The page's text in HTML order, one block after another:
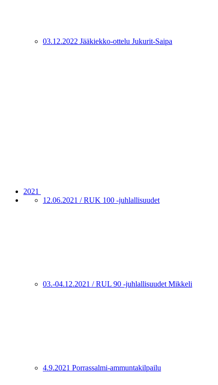
03.12.2022 Jääkiekko-ottelu Jukurit-Saipa
2021
12.06.2021 / RUK 100 -juhlallisuudet
03.-04.12.2021 / RUL 90 -juhlallisuudet Mikkeli
4.9.2021 Porrassalmi-ammuntakilpailu